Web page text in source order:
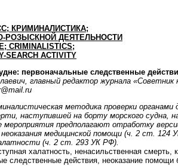
КРИМИНАЛИСТИКА;
РОЗЫСКНОЙ ДЕЯТЕЛЬНОСТИ
; CRIMINALISTICS;
SEARCH ACTIVITY
первоначальные следственные
главный редактор журнала
методика проверки органами
наступившей на борту морского судна,
мероприятия предполагают отработку
медицинской помощи (ч. 2 ст. 124
(ч. 2 ст. 293 УК РФ).
халатность, ненасильственная смерть,
следственные действия, неоказание помощи